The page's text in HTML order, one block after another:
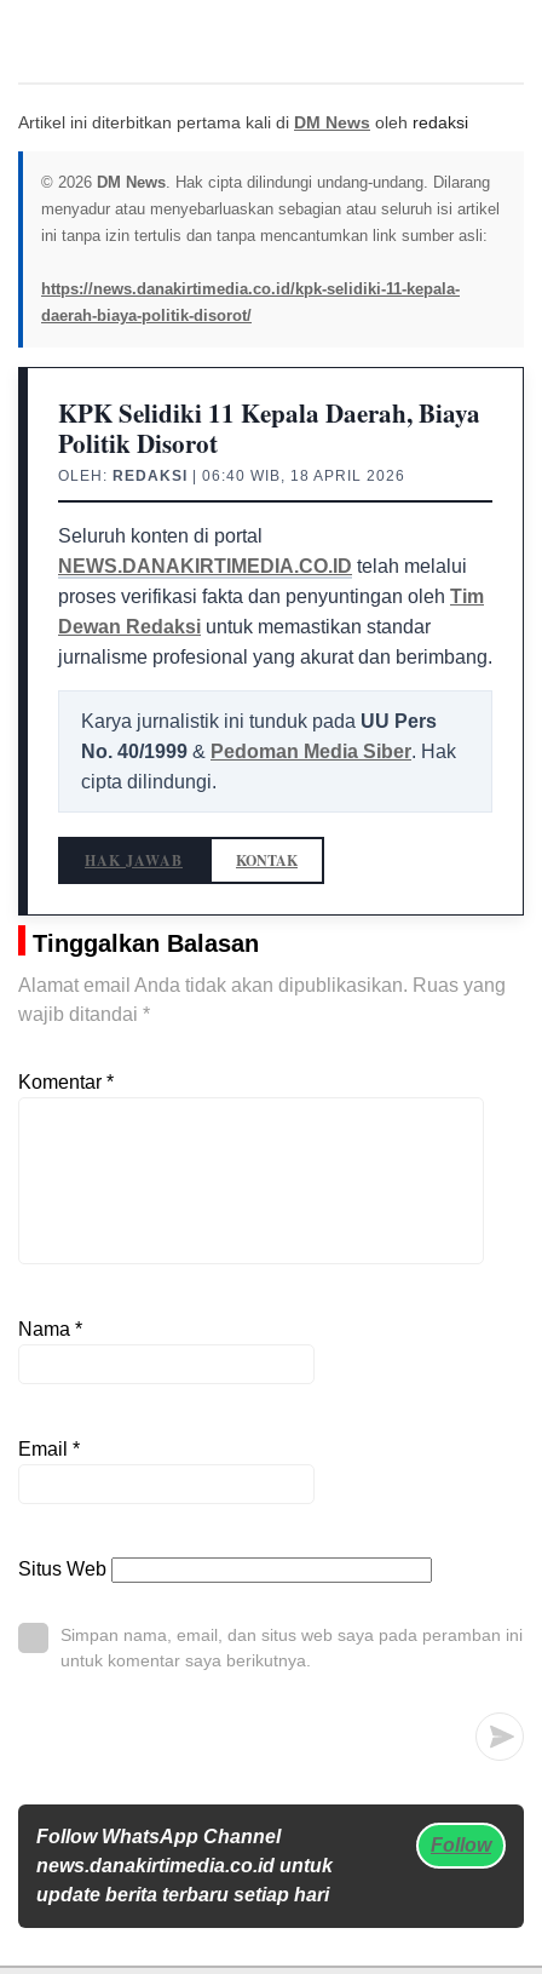
Artikel ini diterbitkan pertama kali di DM News oleh redaksi
© 2026 DM News . Hak cipta dilindungi undang-undang. Dilarang
menyadur atau menyebarluaskan sebagian atau seluruh isi artikel
ini tanpa izin tertulis dan tanpa mencantumkan link sumber asli:
https://news.danakirtimedia.co.id/kpk-selidiki-11-kepala-
daerah-biaya-politik-disorot/
KPK Selidiki 11 Kepala Daerah, Biaya
Politik Disorot
OLEH: REDAKSI | 06:40 WIB, 18 APRIL 2026
Seluruh konten di portal
NEWS.DANAKIRTIMEDIA.CO.ID telah melalui
proses verifikasi fakta dan penyuntingan oleh Tim
Dewan Redaksi untuk memastikan standar
jurnalisme profesional yang akurat dan berimbang.
Karya jurnalistik ini tunduk pada UU Pers
No. 40/1999 & Pedoman Media Siber. Hak
cipta dilindungi.
HAK JAWAB KONTAK
Tinggalkan Balasan
Alamat email Anda tidak akan dipublikasikan. Ruas yang
wajib ditandai *
Komentar *
Nama *
Email *
Situs Web
Simpan nama, email, dan situs web saya pada peramban ini
untuk komentar saya berikutnya.
Follow WhatsApp Channel
news.danakirtimedia.co.id untuk
update berita terbaru setiap hari
Follow